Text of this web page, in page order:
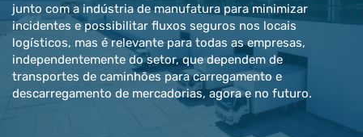
junto com a indústria de manufatura para minimizar
incidentes e possibilitar fluxos seguros nos locais
logísticos, mas é relevante para todas as empresas,
independentemente do setor, que dependem de
transportes de caminhões para carregamento e
descarregamento de mercadorias, agora e no futuro.